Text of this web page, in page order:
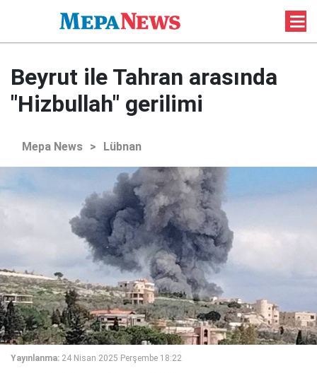
Beyrut ile Tahran arasında
"Hizbullah" gerilimi
Mepa News > Lübnan
Yayınlanma: 24 Nisan 2025 Perşembe 18:22